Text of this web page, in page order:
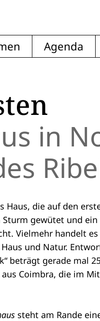
Agenda
in
Haus, die auf den
gewütet und
Vielmehr handelt
und Natur.
beträgt gerade mal
aus Coimbra, die im
steht am Rande